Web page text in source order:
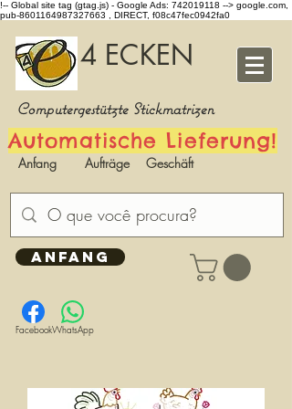
!-- Global site tag (gtag.js) - Google Ads: 742019118 --> google.com,
pub-8601164987327663 , DIRECT, f08c47fec0942fa0
4 ECKEN
Computergestützte Stickmatrizen
Automatische Lieferung!
Anfang Aufträge Geschäft
ANFANG
FacebookWhatsApp